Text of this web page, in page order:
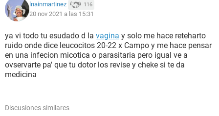
lnainmartinez 116
20 nov 2021 a las 15:31
ya vi todo tu esudado d la vagina y solo me hace reteharto
ruido onde dice leucocitos 20-22 x Campo y me hace pensar
en una infecion micotica o parasitaria pero igual ve a
ovservarte pa' que tu dotor los revise y cheke si te da
medicina
Discusiones similares